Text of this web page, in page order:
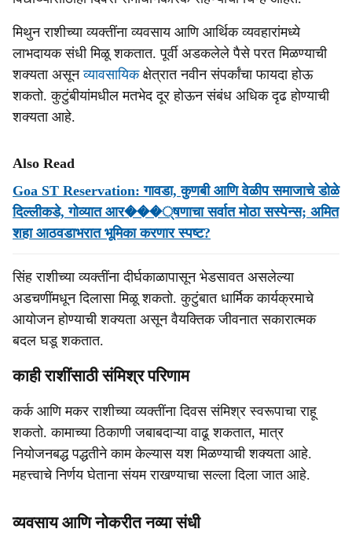
मिथुन राशीच्या व्यक्तींना व्यवसाय आणि आर्थिक व्यवहारांमध्ये
लाभदायक संधी मिळू शकतात. पूर्वी अडकलेले पैसे परत मिळण्याची
शक्यता असूनव्यावसायिक क्षेत्रात नवीन संपर्कांचा फायदा होऊ
शकतो. कुटुंबीयांमधील मतभेद दूर होऊन संबंध अधिक दृढ होण्याची
शक्यता आहे.
Also Read
Goa ST Reservation: गावडा, कुणबी आणि वेळीप समाजाचे डोळे
दिल्लीकडे, गोव्यात आर���्षणाचा सर्वात मोठा सस्पेन्स; अमित
शहा आठवडाभरात भूमिका करणार स्पष्ट?
सिंह राशीच्या व्यक्तींना दीर्घकाळापासून भेडसावत असलेल्या
अडचणींमधून दिलासा मिळू शकतो. कुटुंबात धार्मिक कार्यक्रमाचे
आयोजन होण्याची शक्यता असून वैयक्तिक जीवनात सकारात्मक
बदल घडू शकतात.
काही राशींसाठी संमिश्र परिणाम
कर्क आणि मकर राशीच्या व्यक्तींना दिवस संमिश्र स्वरूपाचा राहू
शकतो. कामाच्या ठिकाणी जबाबदाऱ्या वाढू शकतात, मात्र
नियोजनबद्ध पद्धतीने काम केल्यास यश मिळण्याची शक्यता आहे.
महत्त्वाचे निर्णय घेताना संयम राखण्याचा सल्ला दिला जात आहे.
व्यवसाय आणि नोकरीत नव्या संधी